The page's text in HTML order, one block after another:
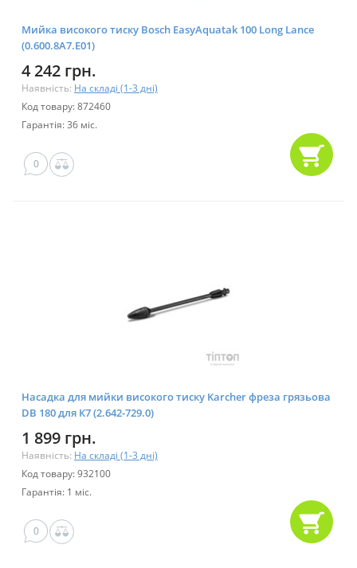
Мийка високого тиску Bosch EasyAquatak 100 Long Lance
(0.600.8A7.E01)
4 242 грн.
Наявність: На складі (1-3 дні)
Код товару: 872460
Гарантія: 36 міс.
0
Насадка для мийки високого тиску Karcher фреза грязьова
DB 180 для К7 (2.642-729.0)
1 899 грн.
Наявність: На складі (1-3 дні)
Код товару: 932100
Гарантія: 1 міс.
0